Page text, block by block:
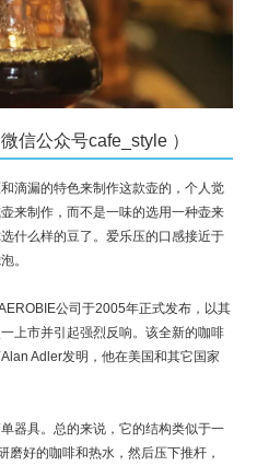
信公众号cafe_style ）
漏的特色来制作这款壶的，个人觉
来制作，而不是一味的选用一种壶来
什么样的豆了。爱乐压的口感接近于
。
公司于2005年正式发布，以其
上市并引起强烈反响。该全新的咖啡
Adler发明，他在美国和其它国家
具。总的来说，它的结构类似于一
磨好的咖啡和热水，然后压下推杆，